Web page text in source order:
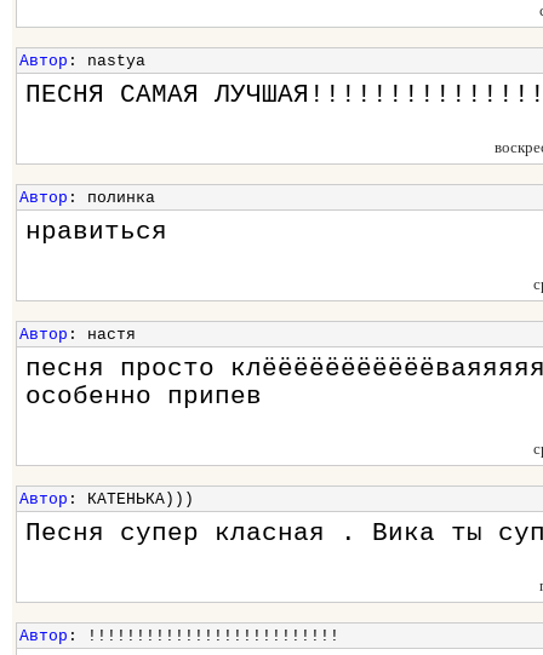
Автор : nastya
ПЕСНЯ САМАЯ
Автор : полинка
нравиться
Автор : настя
песня просто
особенно припев
Автор : КАТЕНЬКА)))
Песня супер класная . Вика ты
Автор : !!!!!!!!!!!!!!!!!!!!!!!!!!